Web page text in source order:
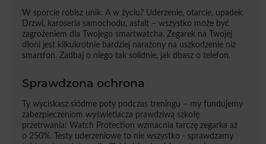
W sporcie robisz unik. A w życiu? Uderzenie, otarcie, upadek.
Drzwi, karoseria samochodu, asfalt – wszystko może być
zagrożeniem dla Twojego smartwatcha. Zegarek na Twojej
dłoni jest kilkukrotnie bardziej narażony na uszkodzenie niż
smartfon. Zadbaj o niego tak solidnie, jak dbasz o telefon.
Sprawdzona ochrona
Ty wyciskasz siódme poty podczas treningu – my fundujemy
zabezpieczeniom wyświetlacza prawdziwą szkołę
przetrwania! Watch Protection wzmacnia tarczę zegarka aż
o 250%. Testy uderzeniowe to nie wszystko - sprawdzamy